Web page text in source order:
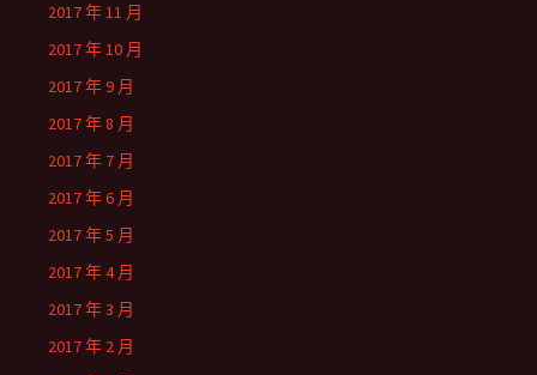
2017 年 11 月
2017 年 10 月
2017 年 9 月
2017 年 8 月
2017 年 7 月
2017 年 6 月
2017 年 5 月
2017 年 4 月
2017 年 3 月
2017 年 2 月